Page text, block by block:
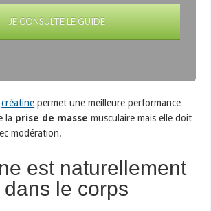
JE CONSULTE LE GUIDE
créatine permet une meilleure performance
la prise de masse musculaire mais elle doit
modération.
est naturellement
le corps